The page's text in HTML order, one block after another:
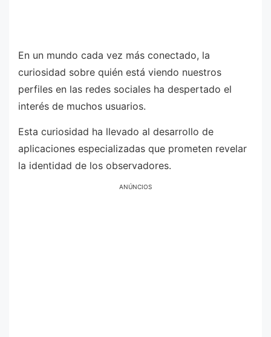
En un mundo cada vez más conectado, la
curiosidad sobre quién está viendo nuestros
perfiles en las redes sociales ha despertado el
interés de muchos usuarios.
Esta curiosidad ha llevado al desarrollo de
aplicaciones especializadas que prometen revelar
la identidad de los observadores.
ANÚNCIOS